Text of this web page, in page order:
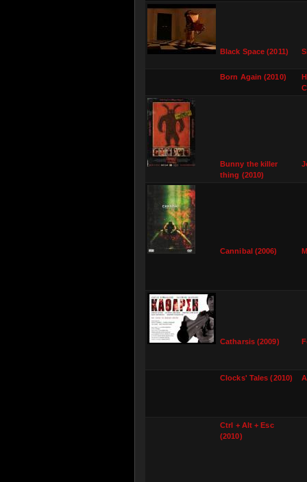
Black Space (2011)
Born Again (2010)
Bunny the killer
thing (2010)
Cannibal (2006)
Catharsis (2009)
Clocks' Tales (2010)
Ctrl + Alt + Esc
(2010)